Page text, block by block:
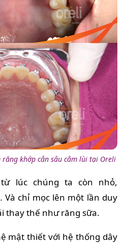
khớp cắn sâu cằm lùi tại Oreli
lúc chúng ta còn nhỏ,
chỉ mọc lên một lần duy
thay thế như răng sữa.
mật thiết với hệ thống dây